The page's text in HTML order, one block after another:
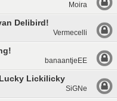
Moira
Delibird!
Vermecelli
banaantjeEE
Lickilicky
SiGNe